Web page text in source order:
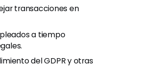
transacciones en
a tiempo
del GDPR y otras